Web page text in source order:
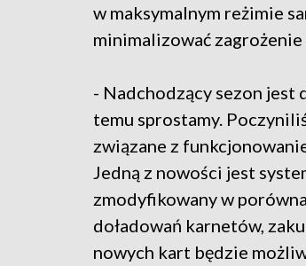
w maksymalnym reżimie
minimalizować zagrożenie
- Nadchodzący sezon jest
temu sprostamy.
związane z
Jedną z nowości jest
zmodyfikowany w
doładowań karnetów,
nowych kart będzie